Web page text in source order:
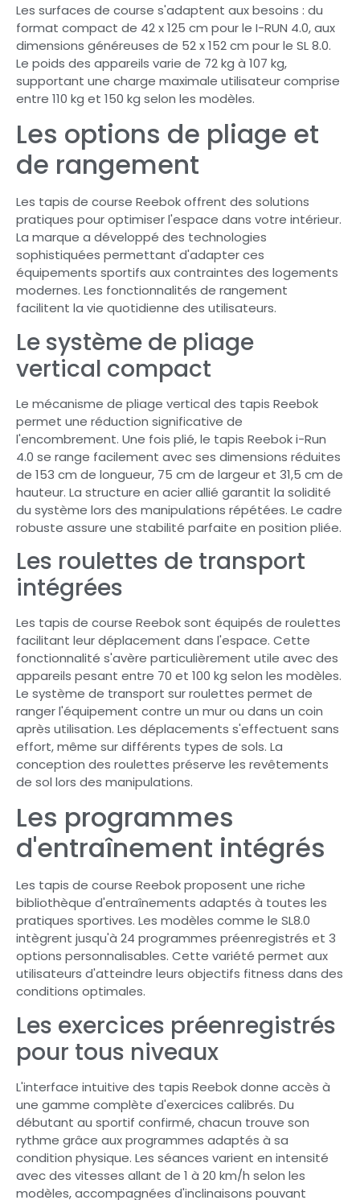
Les surfaces de course s'adaptent aux besoins : du
format compact de 42 x 125 cm pour le I-RUN 4.0, aux
dimensions généreuses de 52 x 152 cm pour le SL 8.0.
Le poids des appareils varie de 72 kg à 107 kg,
supportant une charge maximale utilisateur comprise
entre 110 kg et 150 kg selon les modèles.
Les options de pliage et
de rangement
Les tapis de course Reebok offrent des solutions
pratiques pour optimiser l'espace dans votre intérieur.
La marque a développé des technologies
sophistiquées permettant d'adapter ces
équipements sportifs aux contraintes des logements
modernes. Les fonctionnalités de rangement
facilitent la vie quotidienne des utilisateurs.
Le système de pliage
vertical compact
Le mécanisme de pliage vertical des tapis Reebok
permet une réduction significative de
l'encombrement. Une fois plié, le tapis Reebok i-Run
4.0 se range facilement avec ses dimensions réduites
de 153 cm de longueur, 75 cm de largeur et 31,5 cm de
hauteur. La structure en acier allié garantit la solidité
du système lors des manipulations répétées. Le cadre
robuste assure une stabilité parfaite en position pliée.
Les roulettes de transport
intégrées
Les tapis de course Reebok sont équipés de roulettes
facilitant leur déplacement dans l'espace. Cette
fonctionnalité s'avère particulièrement utile avec des
appareils pesant entre 70 et 100 kg selon les modèles.
Le système de transport sur roulettes permet de
ranger l'équipement contre un mur ou dans un coin
après utilisation. Les déplacements s'effectuent sans
effort, même sur différents types de sols. La
conception des roulettes préserve les revêtements
de sol lors des manipulations.
Les programmes
d'entraînement intégrés
Les tapis de course Reebok proposent une riche
bibliothèque d'entraînements adaptés à toutes les
pratiques sportives. Les modèles comme le SL8.0
intègrent jusqu'à 24 programmes préenregistrés et 3
options personnalisables. Cette variété permet aux
utilisateurs d'atteindre leurs objectifs fitness dans des
conditions optimales.
Les exercices préenregistrés
pour tous niveaux
L'interface intuitive des tapis Reebok donne accès à
une gamme complète d'exercices calibrés. Du
débutant au sportif confirmé, chacun trouve son
rythme grâce aux programmes adaptés à sa
condition physique. Les séances varient en intensité
avec des vitesses allant de 1 à 20 km/h selon les
modèles, accompagnées d'inclinaisons pouvant